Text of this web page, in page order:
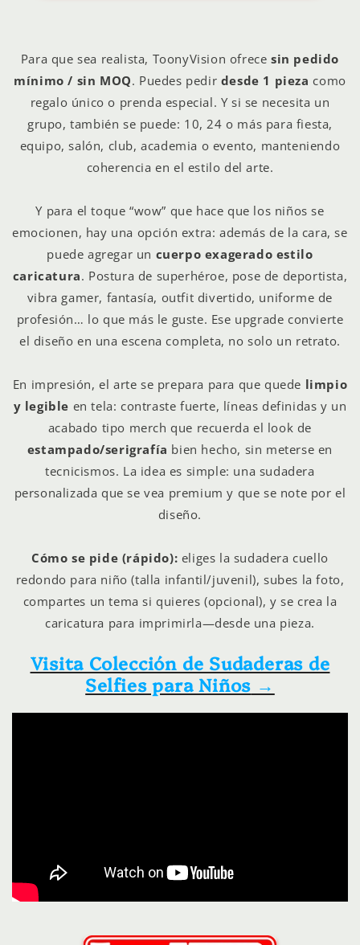
Para que sea realista, ToonyVision ofrecesin pedido
mínimo / sin MOQ. Puedes pedir desde 1 pieza como
regalo único o prenda especial. Y si se necesita un
grupo, también se puede: 10, 24 o más para fiesta,
equipo, salón, club, academia o evento, manteniendo
coherencia en el estilo del arte.
Y para el toque “wow” que hace que los niños se
emocionen, hay una opción extra: además de la cara, se
puede agregar un cuerpo exagerado estilo
caricatura. Postura de superhéroe, pose de deportista,
vibra gamer, fantasía, outfit divertido, uniforme de
profesión… lo que más le guste. Ese upgrade convierte
el diseño en una escena completa, no solo un retrato.
En impresión, el arte se prepara para que quede limpio
y legible en tela: contraste fuerte, líneas definidas y un
acabado tipo merch que recuerda el look de
estampado/serigrafía bien hecho, sin meterse en
tecnicismos. La idea es simple: una sudadera
personalizada que se vea premium y que se note por el
diseño.
Cómo se pide (rápido): eliges la sudadera cuello
redondo para niño (talla infantil/juvenil), subes la foto,
compartes un tema si quieres (opcional), y se crea la
caricatura para imprimirla—desde una pieza.
Visita Colección de Sudaderas de
Selfies para Niños →